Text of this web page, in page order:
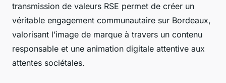
transmission de valeurs RSE permet de créer un
véritable engagement communautaire sur Bordeaux,
valorisant l’image de marque à travers un contenu
responsable et une animation digitale attentive aux
attentes sociétales.